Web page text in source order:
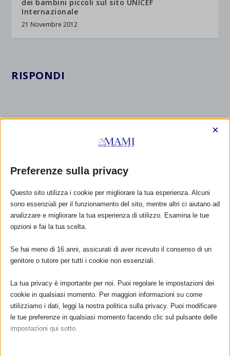
dei bambini piccoli sul sito UNICEF
Internazionale
21 Novembre 2012
RISPONDI
Preferenze sulla privacy
×
Questo sito utilizza i cookie per migliorare la tua esperienza. Alcuni
sono essenziali per il funzionamento del sito, mentre altri ci aiutano ad
analizzare e migliorare la tua esperienza di utilizzo. Esamina le tue
opzioni e fai la tua scelta.
Se hai meno di 16 anni, assicurati di aver ricevuto il consenso di un
genitore o tutore per tutti i cookie non essenziali.
La tua privacy è importante per noi. Puoi regolare le impostazioni dei
cookie in qualsiasi momento. Per maggiori informazioni su come
utilizziamo i dati, leggi la nostra politica sulla privacy. Puoi modificare
le tue preferenze in qualsiasi momento facendo clic sul pulsante delle
impostazioni qui sotto.